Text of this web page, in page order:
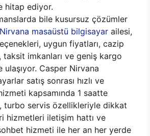
hitap ediyor.
bile kusursuz çözümler
masaüstü bilgisayar ailesi,
uygun fiyatları, cazip
taksit imkanları ve geniş kargo
ulaşıyor. Casper Nirvana
satış sonrası hızlı ve
kapsamında 1 saatte
turbo servis özellikleriyle dikkat
hizmetleri iletişim hattı ve
hizmeti ile her an her yerde